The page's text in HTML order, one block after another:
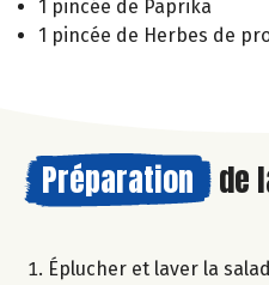
1 pincée de Paprika
1 pincée de Herbes de
Préparation de
Éplucher et laver la